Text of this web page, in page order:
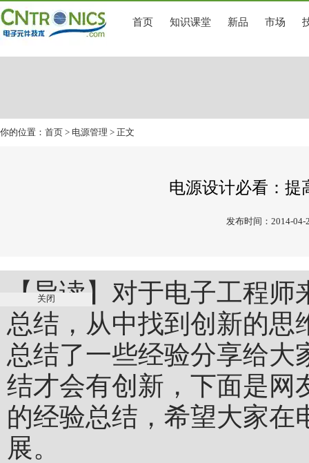
首页 知识课堂 新品 市场
你的位置： 首页 > 电源管理 > 正文
电源设计必看：提
发布时间：2014-04-
【导读】对于电子工程
总结，从中找到创新的思
总结了一些经验分享给大
结才会有创新，下面是网
的经验总结，希望大家在
展。
关闭